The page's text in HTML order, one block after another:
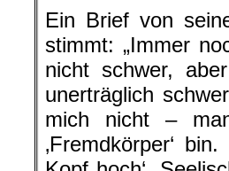
Ein Brief von
stimmt: „Immer
nicht schwer,
unerträglich
mich nicht –
‚Fremdkörper‘